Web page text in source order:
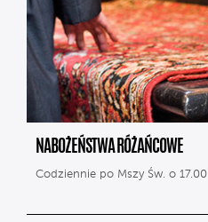
NABOŻEŃSTWA RÓŻAŃCOWE
Codziennie po Mszy Św. o 17.00